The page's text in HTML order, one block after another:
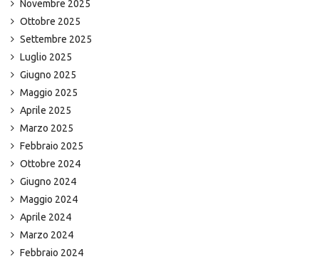
Novembre 2025
Ottobre 2025
Settembre 2025
Luglio 2025
Giugno 2025
Maggio 2025
Aprile 2025
Marzo 2025
Febbraio 2025
Ottobre 2024
Giugno 2024
Maggio 2024
Aprile 2024
Marzo 2024
Febbraio 2024